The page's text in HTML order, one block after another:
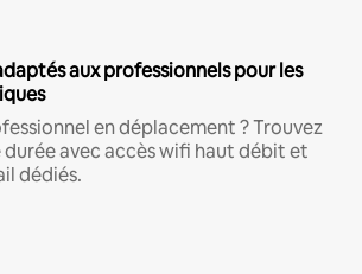
aux professionnels pour les
en déplacement ? Trouvez
durée avec accès wifi haut débit et
dédiés.